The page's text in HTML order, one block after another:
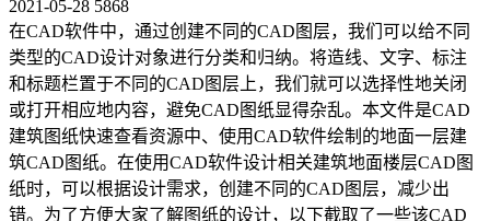
2021-05-28 5868
在CAD软件中，通过创建不同的CAD图层，我们可以给不同
类型的CAD设计对象进行分类和归纳。将造线、文字、标注
和标题栏置于不同的CAD图层上，我们就可以选择性地关闭
或打开相应地内容，避免CAD图纸显得杂乱。本文件是CAD
建筑图纸快速查看资源中、使用CAD软件绘制的地面一层建
筑CAD图纸。在使用CAD软件设计相关建筑地面楼层CAD图
纸时，可以根据设计需求，创建不同的CAD图层，减少出
错。为了方便大家了解图纸的设计，以下截取了一些该CAD